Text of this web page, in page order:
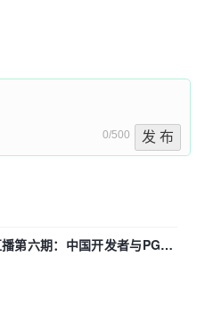
0/500 发 布
第六期：中国开发者与PG内
什么？